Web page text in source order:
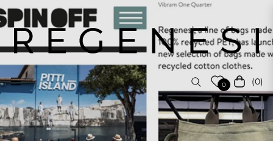
Navigation 0 Carrello
(0)